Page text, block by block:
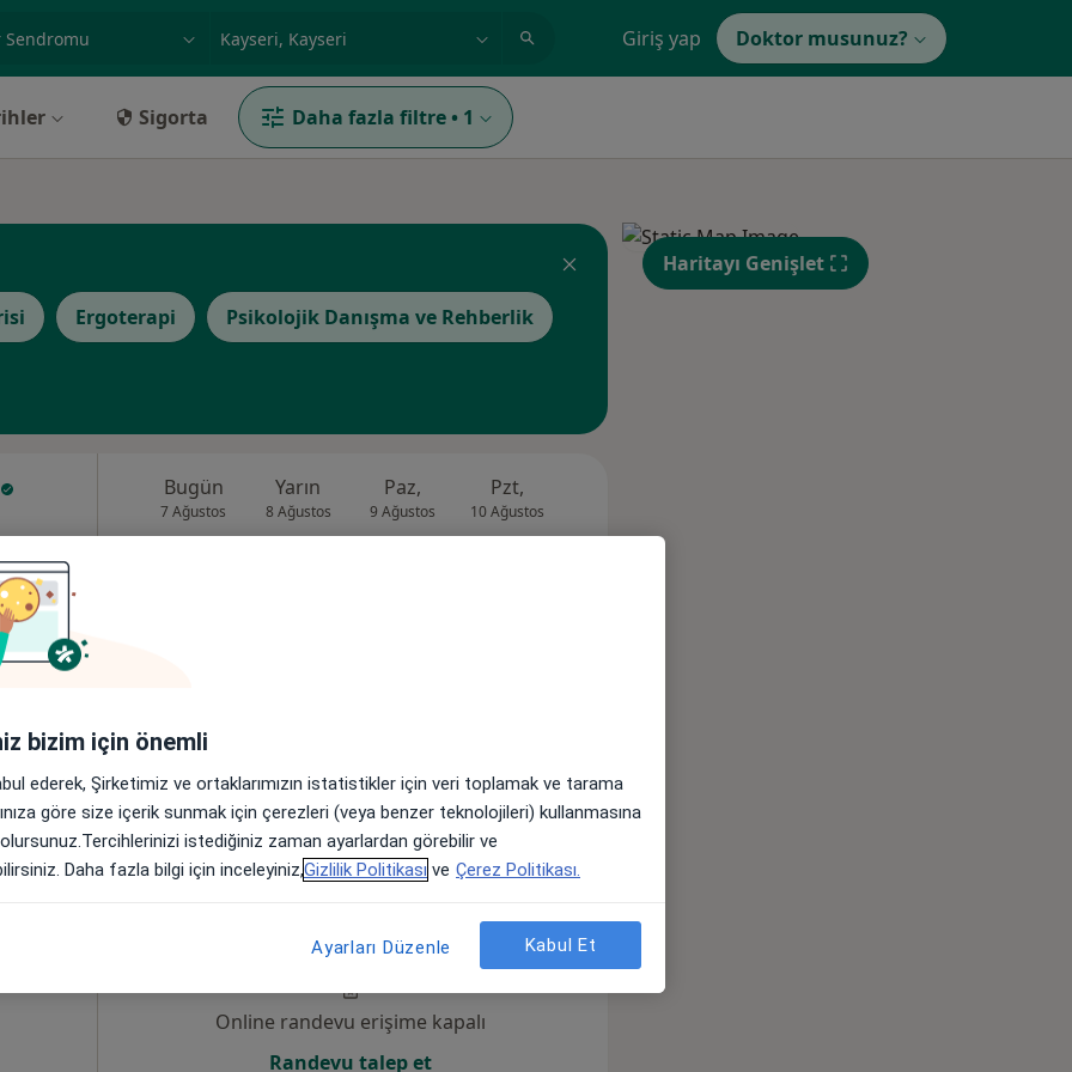
Giriş yap Doktor musunuz?
Sigorta Daha fazla filtre • 1
Ergoterapi Psikolojik Danışma ve Rehberlik
• Harita
Bugün
7 Ağustos
Yarın
8 Ağustos
Paz,
9 Ağustos
Pzt,
10 Ağustos
8 Ağustos 9 Ağustos 10 Ağustos 11 Ağustos
Online randevu erişime kapalı
Randevu talep et
Haritayı Genişlet
bizim için önemli
ederek, Şirketimiz ve ortaklarımızın istatistikler için veri toplamak ve tarama
göre size içerik sunmak için çerezleri (veya benzer teknolojileri) kullanmasına
istediğiniz zaman ayarlardan görebilir ve
Daha fazla bilgi için inceleyiniz,Gizlilik Politikası ve Çerez Politikası.
Ayarları Düzenle Kabul Et